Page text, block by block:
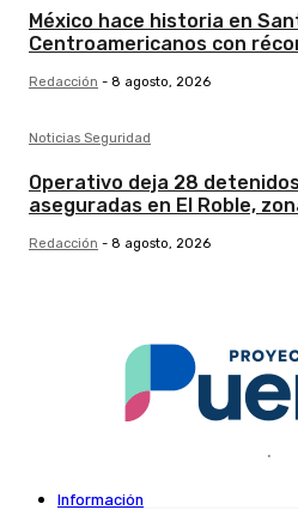
México hace historia en
Centroamericanos con
Redacción - 8 agosto, 2026
Noticias Seguridad
Operativo deja 28
aseguradas en El Roble,
Redacción - 8 agosto, 2026
.
Información